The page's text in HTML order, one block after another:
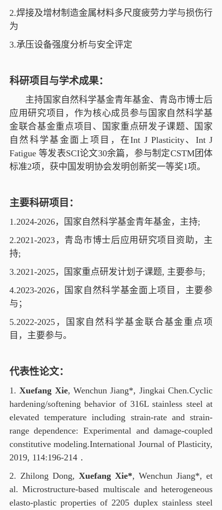
2.焊接及增材制造金属材料多尺度疲劳力学与损伤行
为
3.承压设备强度分析与安全评定
科研项目与学术成果：
主持国家自然科学基金青年基金、青岛市博士后
应用研究项目，作为核心成员参与国家自然科学基
金联合基金重点项目、国家重点研发子课题、国家
自然科学基金面上项目，在Int J Plasticity、 Int J
Fatigue等发表SCI论文30余篇，参与制定CSTM团体
标准2项，获中国发明协会发明创新奖一等奖1项。
主要科研项目：
1.2024-2026，国家自然科学基金青年基金，主持;
2.2021-2023，青岛市博士后应用研究项目资助，主
持;
3.2021-2025，国家重点研发计划子课题, 主要参与;
4.2023-2026，国家自然科学基金面上项目，主要参
与；
5.2022-2025，国家自然科学基金联合基金重点项
目，主要参与。
代表性论文：
1.Xuefang Xie, Wenchun Jiang*, Jingkai Chen.Cyclic
hardening/softening behavior of 316L stainless steel at
elevated temperature including strain-rate and strain-
range dependence: Experimental and damage-coupled
constitutive modeling.International Journal of Plasticity,
2019, 114:196-214．
2. Zhilong Dong, Xuefang Xie*, Wenchun Jiang*, et
al. Microstructure-based multiscale and heterogeneous
elasto-plastic properties of 2205 duplex stainless steel